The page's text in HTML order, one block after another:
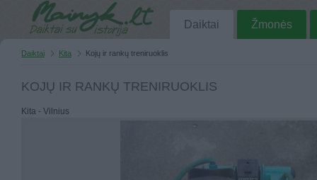
Daiktai Žmonės
Daiktai Kita Kojų ir rankų treniruoklis
KOJŲ IR RANKŲ TRENIRUOKLIS
Kita - Vilnius